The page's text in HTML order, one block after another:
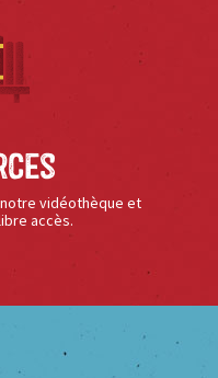
vidéothèque et
accès.